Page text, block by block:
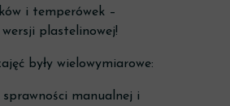
i temperówek –
plastelinowej!
były wielowymiarowe:
manualnej i